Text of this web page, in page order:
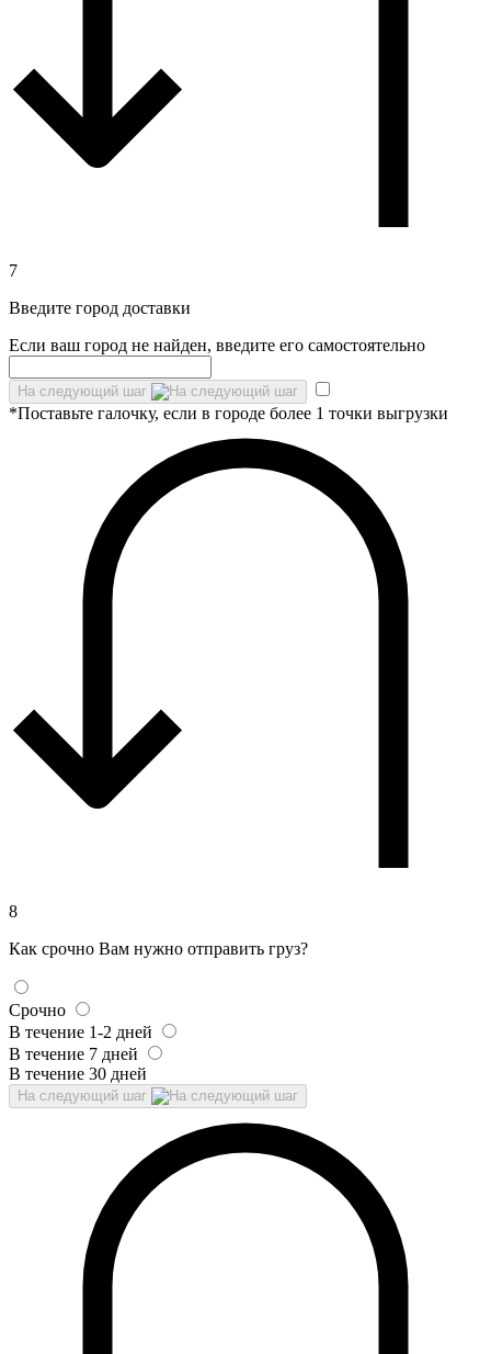
7
Введите город доставки
Если ваш город не найден, введите его самостоятельно
На следующий шаг
*Поставьте галочку, если в городе более 1 точки выгрузки
8
Как срочно Вам нужно отправить груз?
Срочно
В течение 1-2 дней
В течение 7 дней
В течение 30 дней
На следующий шаг